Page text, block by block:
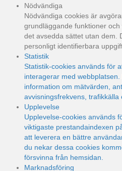
Nödvändiga
Nödvändiga cookies är
grundläggande funktioner
det avsedda sättet utan dem.
personligt identifierbara
Statistik
Statistik-cookies används för
interagerar med
information om mätvärden,
avvisningsfrekvens, trafikkälla
Upplevelse
Upplevelse-cookies används
viktigaste prestandaindexen
att leverera en bättre
du nekar dessa cookies
försvinna från hemsidan.
Marknadsföring